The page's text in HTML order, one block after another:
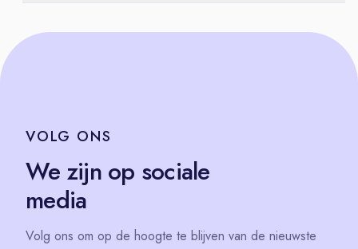
VOLG ONS
We zijn op sociale
media
Volg ons om op de hoogte te blijven van de nieuwste